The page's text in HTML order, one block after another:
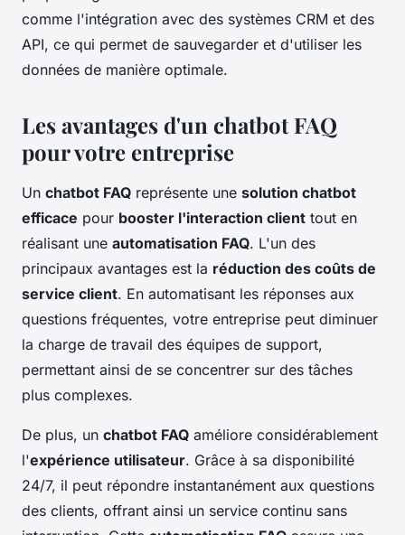
comme l'intégration avec des systèmes CRM et des
API, ce qui permet de sauvegarder et d'utiliser les
données de manière optimale.
Les avantages d'un chatbot FAQ
pour votre entreprise
Un chatbot FAQ représente une solution chatbot
efficace pour booster l'interaction client tout en
réalisant une automatisation FAQ. L'un des
principaux avantages est la réduction des coûts de
service client. En automatisant les réponses aux
questions fréquentes, votre entreprise peut diminuer
la charge de travail des équipes de support,
permettant ainsi de se concentrer sur des tâches
plus complexes.
De plus, un chatbot FAQ améliore considérablement
l'expérience utilisateur. Grâce à sa disponibilité
24/7, il peut répondre instantanément aux questions
des clients, offrant ainsi un service continu sans